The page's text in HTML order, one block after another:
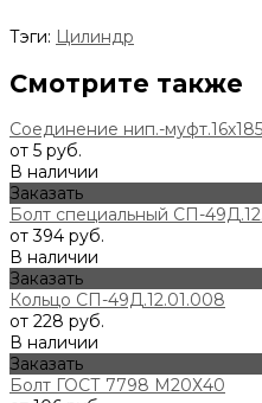
Тэги: Цилиндр
Смотрите также
Соединение нип.-
от 5 руб.
В наличии
Заказать
Болт специальный СП-
от 394 руб.
В наличии
Заказать
Кольцо СП-49Д.12.01.008
от 228 руб.
В наличии
Заказать
Болт ГОСТ 7798 М20Х40